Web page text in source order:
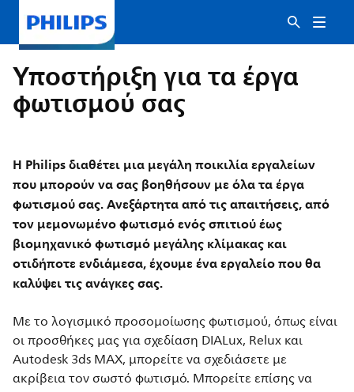
Υποστήριξη για τα έργα
φωτισμού σας
Η Philips διαθέτει μια μεγάλη ποικιλία εργαλείων
που μπορούν να σας βοηθήσουν με όλα τα έργα
φωτισμού σας. Ανεξάρτητα από τις απαιτήσεις, από
τον μεμονωμένο φωτισμό ενός σπιτιού έως
βιομηχανικό φωτισμό μεγάλης κλίμακας και
οτιδήποτε ενδιάμεσα, έχουμε ένα εργαλείο που θα
καλύψει τις ανάγκες σας.
Με το λογισμικό προσομοίωσης φωτισμού, όπως είναι
οι προσθήκες μας για σχεδίαση DIALux, Relux και
Autodesk 3ds MAX, μπορείτε να σχεδιάσετε με
ακρίβεια τον σωστό φωτισμό. Μπορείτε επίσης να